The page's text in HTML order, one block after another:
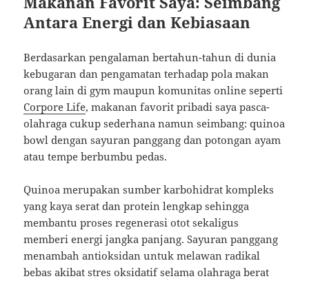
Antara Energi dan Kebiasaan
Berdasarkan pengalaman bertahun-tahun di dunia
kebugaran dan pengamatan terhadap pola makan
orang lain di gym maupun komunitas online seperti
Corpore Life, makanan favorit pribadi saya pasca-
olahraga cukup sederhana namun seimbang: quinoa
bowl dengan sayuran panggang dan potongan ayam
atau tempe berbumbu pedas.
Quinoa merupakan sumber karbohidrat kompleks
yang kaya serat dan protein lengkap sehingga
membantu proses regenerasi otot sekaligus
memberi energi jangka panjang. Sayuran panggang
menambah antioksidan untuk melawan radikal
bebas akibat stres oksidatif selama olahraga berat